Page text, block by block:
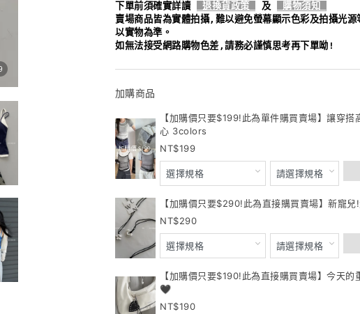
下單前須確實詳讀 退換貨政策 及
購物須知
賣場商品皆為實體拍攝,難以避免螢幕顯示色彩及拍攝光
以實物為準。
如無法接受網路購物色差,請務必謹慎思考再下單呦!
加購商品
【加購價只要$199!此為單件購買賣場】讓穿
心 3colors
199
【加購價只要$290!此為直接購買賣場】新寵
290
【加購價只要$190!此為直接購買賣場】今天的
🖤
190